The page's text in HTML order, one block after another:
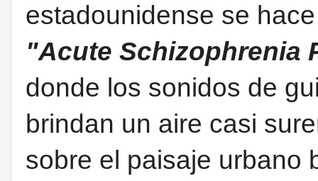
estadounidense se
"Acute Schizophrenia
donde los sonidos de
brindan un aire casi
sobre el paisaje urbano